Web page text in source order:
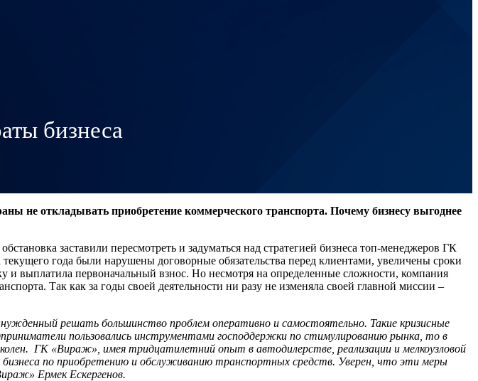
бизнеса
не откладывать приобретение коммерческого транспорта. Почему бизнесу выгоднее
заставили пересмотреть и задуматься над стратегией бизнеса топ-менеджеров ГК
года были нарушены договорные обязательства перед клиентами, увеличены сроки
и выплатила первоначальный взнос. Но несмотря на определенные сложности, компания
Так как за годы своей деятельности ни разу не изменяла своей главной миссии –
решать большинство проблем оперативно и самостоятельно. Такие кризисные
пользовались инструментами господдержки по стимулированию рынка, то в
ГК «Вираж», имея тридцатилетний опыт в автодилерстве, реализации и мелкоузловой
по приобретению и обслуживанию транспортных средств. Уверен, что эти меры
Ермек Ескергенов.